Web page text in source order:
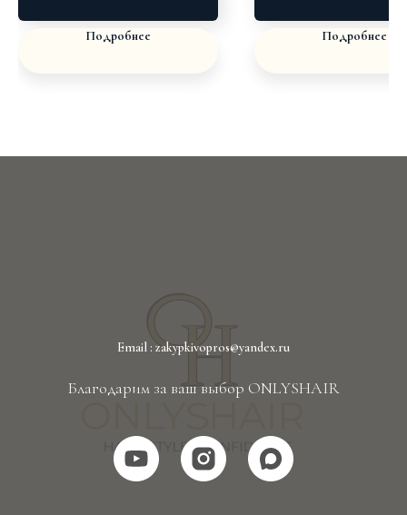
Подробнее Подробнее
Email : zakypkivopros@yandex.ru
Благодарим за ваш выбор ONLYSHAIR